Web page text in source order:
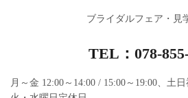
ブライダルフェア・⾒
TEL： 078-
月～金 12:00～14:00 / 15:00～19:00、土